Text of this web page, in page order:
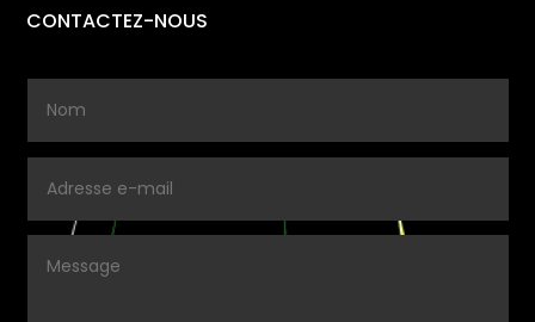
CONTACTEZ-NOUS